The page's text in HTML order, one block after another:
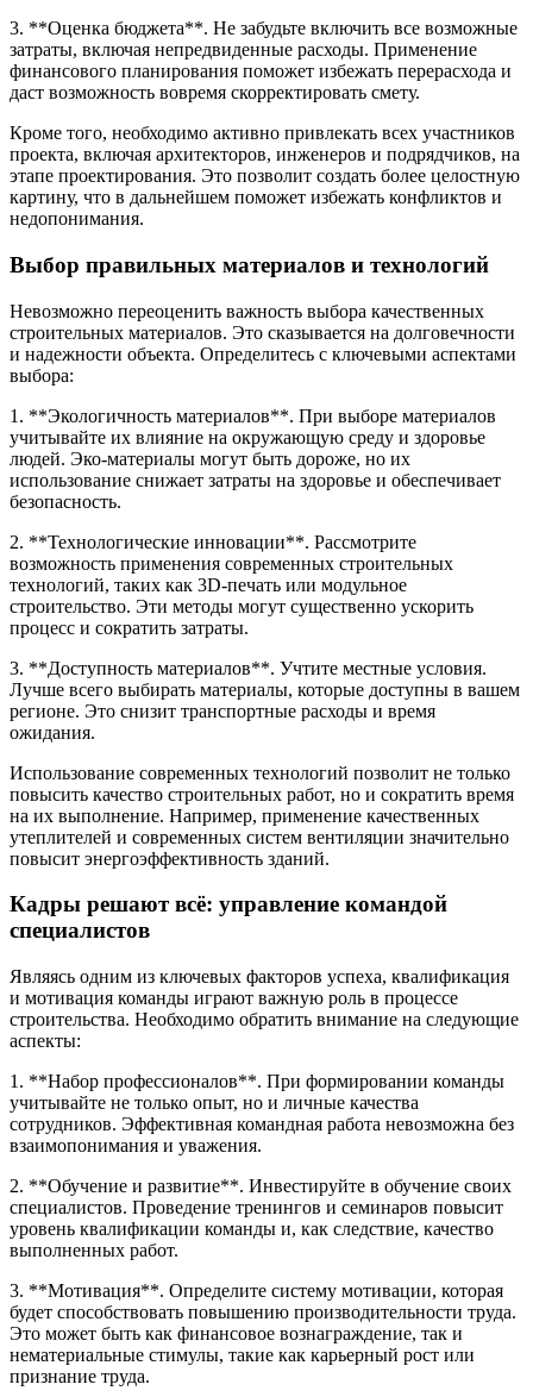
3. **Оценка бюджета**. Не забудьте включить все возможные
затраты, включая непредвиденные расходы. Применение
финансового планирования поможет избежать перерасхода и
даст возможность вовремя скорректировать смету.
Кроме того, необходимо активно привлекать всех участников
проекта, включая архитекторов, инженеров и подрядчиков, на
этапе проектирования. Это позволит создать более целостную
картину, что в дальнейшем поможет избежать конфликтов и
недопонимания.
Выбор правильных материалов и технологий
Невозможно переоценить важность выбора качественных
строительных материалов. Это сказывается на долговечности
и надежности объекта. Определитесь с ключевыми аспектами
выбора:
1. **Экологичность материалов**. При выборе материалов
учитывайте их влияние на окружающую среду и здоровье
людей. Эко-материалы могут быть дороже, но их
использование снижает затраты на здоровье и обеспечивает
безопасность.
2. **Технологические инновации**. Рассмотрите
возможность применения современных строительных
технологий, таких как 3D-печать или модульное
строительство. Эти методы могут существенно ускорить
процесс и сократить затраты.
3. **Доступность материалов**. Учтите местные условия.
Лучше всего выбирать материалы, которые доступны в вашем
регионе. Это снизит транспортные расходы и время
ожидания.
Использование современных технологий позволит не только
повысить качество строительных работ, но и сократить время
на их выполнение. Например, применение качественных
утеплителей и современных систем вентиляции значительно
повысит энергоэффективность зданий.
Кадры решают всё: управление командой
специалистов
Являясь одним из ключевых факторов успеха, квалификация
и мотивация команды играют важную роль в процессе
строительства. Необходимо обратить внимание на следующие
аспекты:
1. **Набор профессионалов**. При формировании команды
учитывайте не только опыт, но и личные качества
сотрудников. Эффективная командная работа невозможна без
взаимопонимания и уважения.
2. **Обучение и развитие**. Инвестируйте в обучение своих
специалистов. Проведение тренингов и семинаров повысит
уровень квалификации команды и, как следствие, качество
выполненных работ.
3. **Мотивация**. Определите систему мотивации, которая
будет способствовать повышению производительности труда.
Это может быть как финансовое вознаграждение, так и
нематериальные стимулы, такие как карьерный рост или
признание труда.